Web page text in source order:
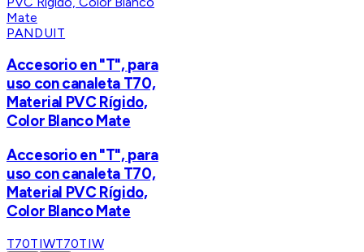
PANDUIT
Accesorio en "T", para
uso con canaleta T70,
Material PVC Rígido,
Color Blanco Mate
Accesorio en "T", para
uso con canaleta T70,
Material PVC Rígido,
Color Blanco Mate
T70TIWT70TIW